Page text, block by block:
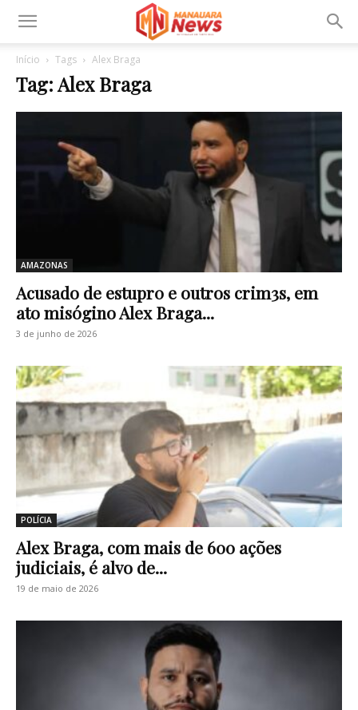
Início Tags Alex Braga
Tag: Alex Braga
AMAZONAS
Acusado de estupr0 e outros crim3s, em
ato misógino Alex Braga...
3 de junho de 2026
POLÍCIA
Alex Braga, com mais de 600 ações
judiciais, é alvo de...
19 de maio de 2026